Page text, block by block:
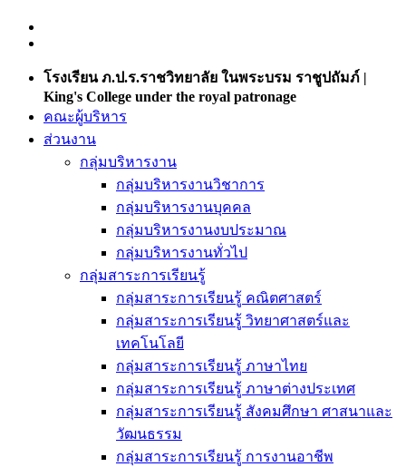
โรงเรียน ภ.ป.ร.ราชวิทยาลัย ในพระบรม ราชูปถัมภ์ |
King's College under the royal patronage
คณะผู้บริหาร
ส่วนงาน
กลุ่มบริหารงาน
กลุ่มบริหารงานวิชาการ
กลุ่มบริหารงานบุคคล
กลุ่มบริหารงานงบประมาณ
กลุ่มบริหารงานทั่วไป
กลุ่มสาระการเรียนรู้
กลุ่มสาระการเรียนรู้ คณิตศาสตร์
กลุ่มสาระการเรียนรู้ วิทยาศาสตร์และ
เทคโนโลยี
กลุ่มสาระการเรียนรู้ ภาษาไทย
กลุ่มสาระการเรียนรู้ ภาษาต่างประเทศ
กลุ่มสาระการเรียนรู้ สังคมศึกษา ศาสนาและ
วัฒนธรรม
กลุ่มสาระการเรียนรู้ การงานอาชีพ